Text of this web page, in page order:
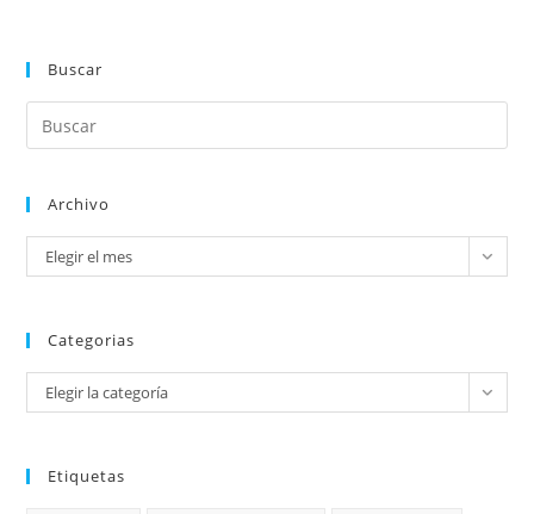
Buscar
Archivo
Elegir el mes
Categorias
Elegir la categoría
Etiquetas